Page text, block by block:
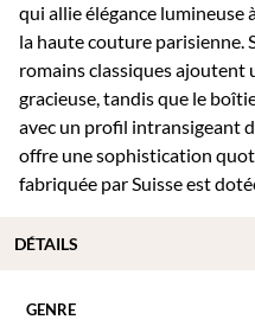
qui allie élégance lumineuse
la haute couture parisienne.
romains classiques ajoutent
gracieuse, tandis que le
avec un profil intransigeant
offre une sophistication
fabriquée par Suisse est
GENRE
DÉTAILS